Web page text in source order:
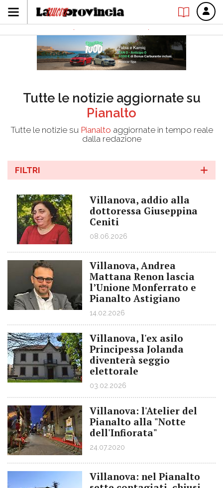
Tutte le notizie aggiornate su
Pianalto
Tutte le notizie su Pianalto aggiornate in tempo reale
dalla redazione
FILTRI
Villanova, addio alla
dottoressa Giuseppina
Ceniti
08.06.2026
Villanova, Andrea
Mattana Renon lascia
l’Unione Monferrato e
Pianalto Astigiano
14.02.2026
Villanova, l'ex asilo
Principessa Jolanda
diventerà seggio
elettorale
03.02.2026
Villanova: l'Atelier del
Pianalto alla "Notte
dell'Infiorata"
24.07.2020
Villanova: nel Pianalto